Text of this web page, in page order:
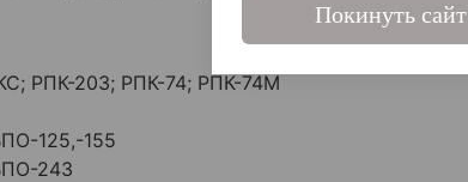
РПК-203; РПК-74; РПК-74М
125,-155
243
Покинуть сайт